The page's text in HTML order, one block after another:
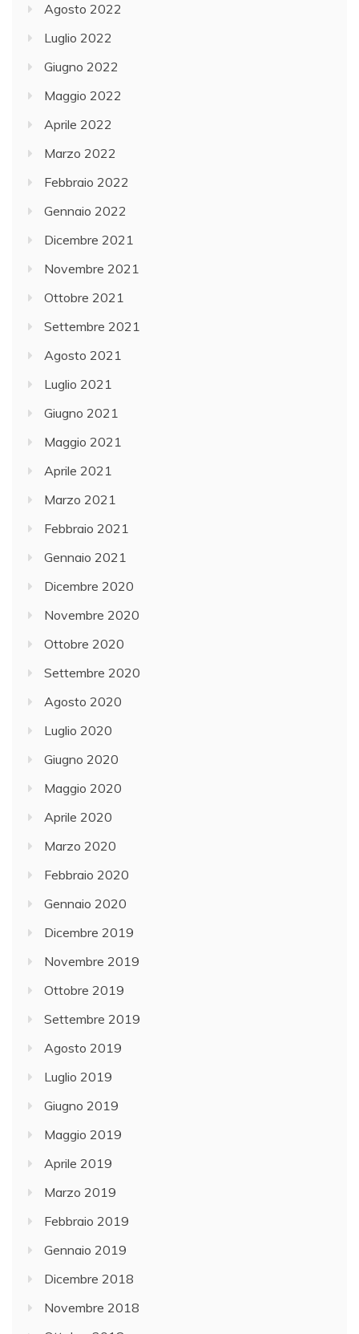
Agosto 2022
Luglio 2022
Giugno 2022
Maggio 2022
Aprile 2022
Marzo 2022
Febbraio 2022
Gennaio 2022
Dicembre 2021
Novembre 2021
Ottobre 2021
Settembre 2021
Agosto 2021
Luglio 2021
Giugno 2021
Maggio 2021
Aprile 2021
Marzo 2021
Febbraio 2021
Gennaio 2021
Dicembre 2020
Novembre 2020
Ottobre 2020
Settembre 2020
Agosto 2020
Luglio 2020
Giugno 2020
Maggio 2020
Aprile 2020
Marzo 2020
Febbraio 2020
Gennaio 2020
Dicembre 2019
Novembre 2019
Ottobre 2019
Settembre 2019
Agosto 2019
Luglio 2019
Giugno 2019
Maggio 2019
Aprile 2019
Marzo 2019
Febbraio 2019
Gennaio 2019
Dicembre 2018
Novembre 2018